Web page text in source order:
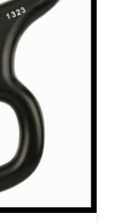
/ DETAILS